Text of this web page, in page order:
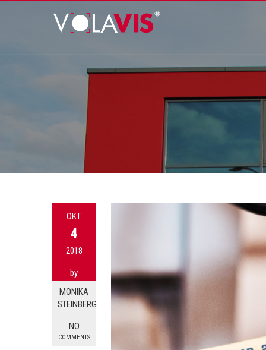
OKT.
4
2018
by
MONIKA
STEINBERG
NO
COMMENTS